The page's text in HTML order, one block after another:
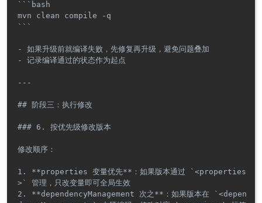
```bash
mvn clean compile -q
```
- 如果升级前就编译失败，先修复再升级，避免问题叠加
- 记录编译通过的状态作为起点
---
## 阶段三：执行修改
### 6. 按优先级修改版本
修改顺序：
1. **properties 变量优先**：如果版本通过 `<properties
>` 管理，只改变量即可全局生效
2. **dependencyManagement 次之**：如果版本在 `<depen